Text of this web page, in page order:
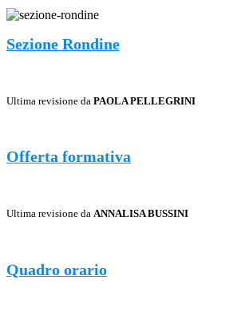
Sezione Rondine
Ultima revisione da PAOLA PELLEGRINI
Offerta formativa
Ultima revisione da ANNALISA BUSSINI
Quadro orario